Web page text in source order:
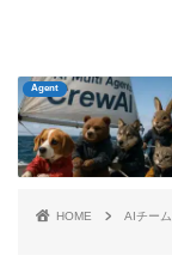
Agent
HOME AIチーム